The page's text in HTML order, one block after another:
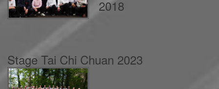
2018
Stage Tai Chi Chuan 2023